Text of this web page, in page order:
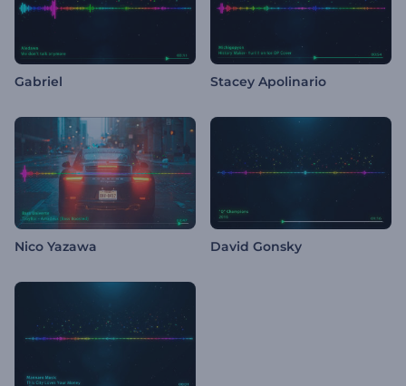
Gabriel Stacey Apolinario
Nico Yazawa David Gonsky